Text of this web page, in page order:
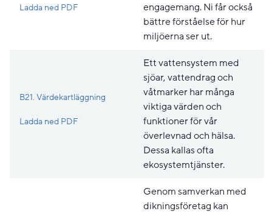
Ladda ned PDFPdf, 197.5 kB, öppnas i nytt fönster.
engagemang. Ni får också
bättre förståelse för hur
miljöerna ser ut.
B21. Värdekartläggning
Ladda ned PDFPdf, 349.4 kB, öppnas i nytt fönster.
Ett vattensystem med
sjöar, vattendrag och
våtmarker har många
viktiga värden och
funktioner för vår
överlevnad och hälsa.
Dessa kallas ofta
ekosystemtjänster.
Genom samverkan med
dikningsföretag kan